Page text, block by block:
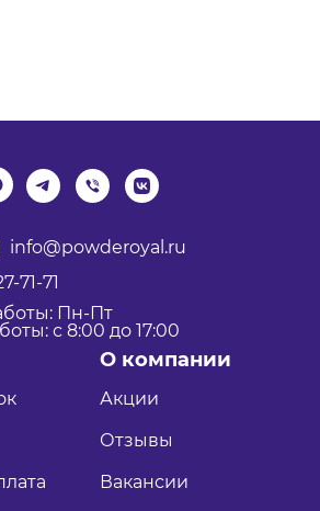
info@powderoyal.ru
71-71
Пн-Пт
с 8:00 до 17:00
О компании
Акции
Отзывы
Вакансии